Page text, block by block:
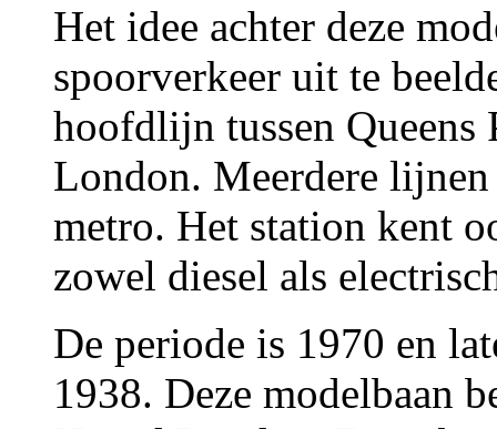
Het idee achter deze
spoorverkeer uit te
hoofdlijn tussen Queens
London. Meerdere
metro. Het station kent
zowel diesel als
De periode is 1970 en
1938. Deze modelbaan